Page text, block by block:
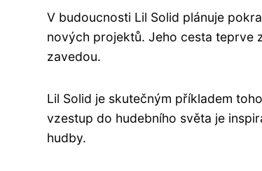
V budoucnosti Lil Solid plánuje
nových projektů. Jeho cesta teprve
zavedou.
Lil Solid je skutečným příkladem
vzestup do hudebního světa je
hudby.